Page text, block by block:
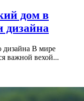
дом в
дизайна
дизайна В мире
важной вехой...